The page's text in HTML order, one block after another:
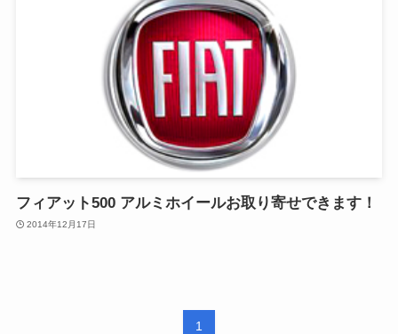
フィアット500 アルミホイールお取り寄せできます！
2014年12月17日
1